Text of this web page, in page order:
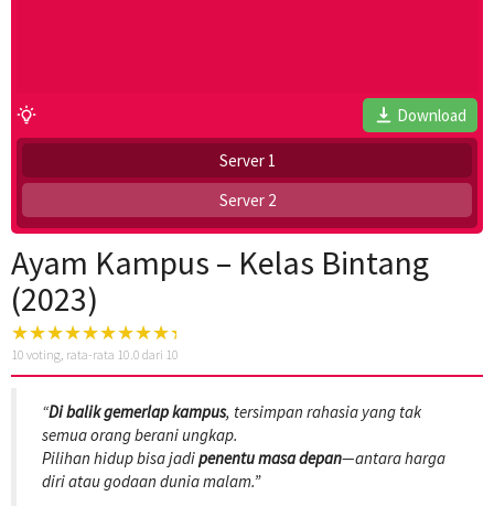
Download
Server 1
Server 2
Ayam Kampus – Kelas Bintang
(2023)
10 voting, rata-rata 10.0 dari 10
“Di balik gemerlap kampus, tersimpan rahasia yang tak
semua orang berani ungkap.
Pilihan hidup bisa jadipenentu masa depan—antara harga
diri atau godaan dunia malam.”